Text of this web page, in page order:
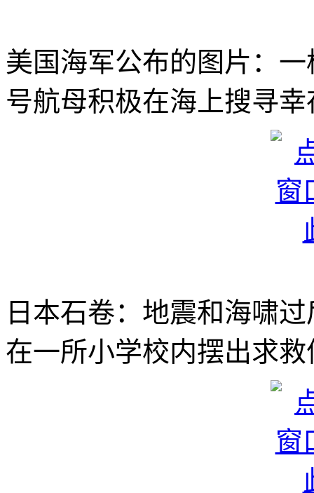
美国海军公布的图片：
号航母积极在海上搜寻
日本石卷：地震和海啸
在一所小学校内摆出求救